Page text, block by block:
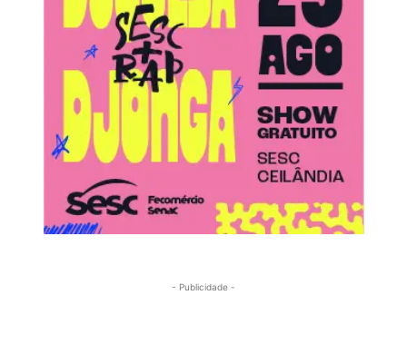
- Publicidade -